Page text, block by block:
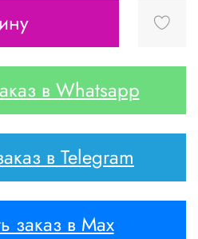
в Whatsapp
в Telegram
заказ в Max